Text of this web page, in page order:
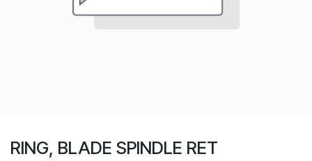
RING, BLADE SPINDLE RET